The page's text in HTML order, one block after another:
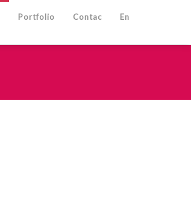
Portfolio Contac En